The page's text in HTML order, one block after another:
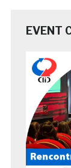
EVENT